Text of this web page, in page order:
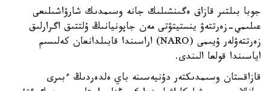
جوبا بىلتىر قازاق ەگىنشىلىك جانە وسىمدىك شارۋاشىلىعى
عىلىمي-زەرتتەۋ ينستيتۋتى مەن جاپونيانىڭ ۇلتتىق اگرارلىق
زەرتتەۋلەر ۇيىمى (NARO) اراسىندا قابىلدانعان كەلىسىم
اياسىندا قولعا الىندى.
قازاقستان وسىمدىكتەر دۇنيەسىنە باي ەلدەردىڭ ءبىرى